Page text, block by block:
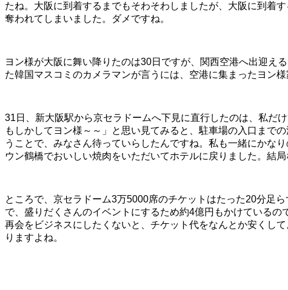
たね。大阪に到着するまでもそわそわしましたが、大阪に到着
奪われてしまいました。ダメですね。
ヨン様が大阪に舞い降りたのは30日ですが、関西空港へ出迎え
た韓国マスコミのカメラマンが言うには、空港に集まったヨン
31日、新大阪駅から京セラドームへ下見に直行したのは、私だ
もしかしてヨン様～～」と思い見てみると、駐車場の入口まで
うことで、みなさん待っていらしたんですね。私も一緒にかな
ウン鶴橋でおいしい焼肉をいただいてホテルに戻りました。結
ところで、京セラドーム3万5000席のチケットはたった20分足
で、盛りだくさんのイベントにするため約4億円もかけている
再会をビジネスにしたくないと、チケット代をなんとか安くし
りますよね。